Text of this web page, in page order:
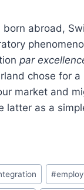
born abroad,
par
chose for
market and
as a
#